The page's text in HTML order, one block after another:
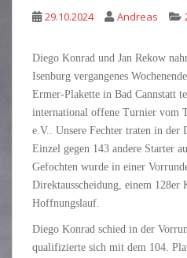
29.10.2024 Andreas
Diego Konrad und Jan Rekow
Isenburg vergangenes
Ermer-Plakette in Bad Cannstatt
international offene Turnier vom
e.V.. Unsere Fechter traten in
Einzel gegen 143 andere Starter
Gefochten wurde in einer
Direktausscheidung, einem 128er
Hoffnungslauf.
Diego Konrad schied in der
qualifizierte sich mit dem 104.